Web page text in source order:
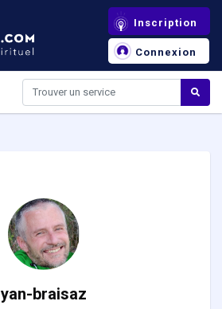
Inscription
Connexion
yan-braisaz